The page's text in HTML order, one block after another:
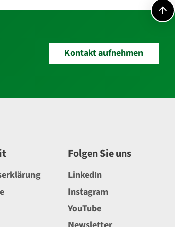
Kontakt aufnehmen
Folgen Sie uns
LinkedIn
Instagram
YouTube